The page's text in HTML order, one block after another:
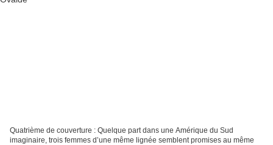
Quatrième de couverture : Quelque part dans une Amérique du Sud
imaginaire, trois femmes d’une même lignée semblent promises au même